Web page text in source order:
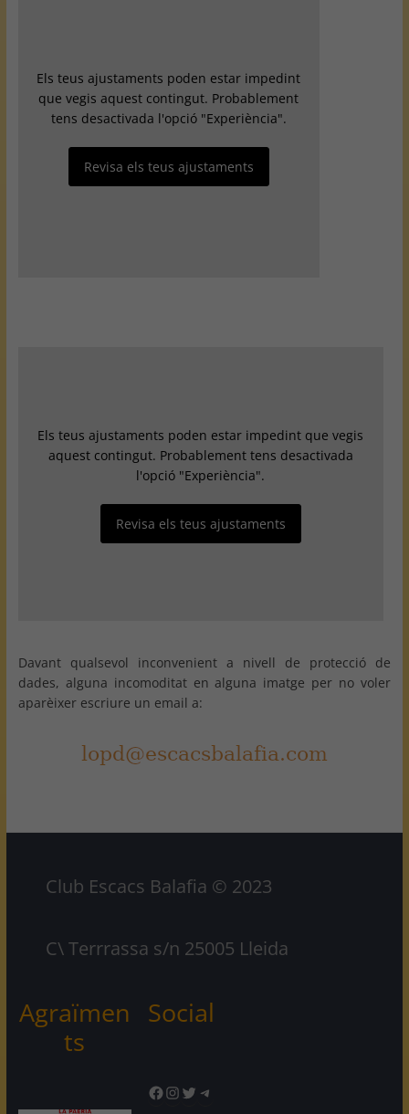
Els teus ajustaments poden estar impedint
que vegis aquest contingut. Probablement
tens desactivada l'opció "Experiència".
Revisa els teus ajustaments
Els teus ajustaments poden estar impedint que vegis
aquest contingut. Probablement tens desactivada
l'opció "Experiència".
Revisa els teus ajustaments
Davant qualsevol inconvenient a nivell de protecció de
dades, alguna incomoditat en alguna imatge per no voler
aparèixer escriure un email a:
Club Escacs Balafia © 2023
C\ Terrrassa s/n 25005 Lleida
Agraïmen
ts
Social
Facebook
Instagram
TwitterTelegram